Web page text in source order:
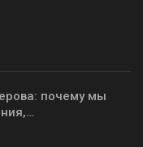
почему мы